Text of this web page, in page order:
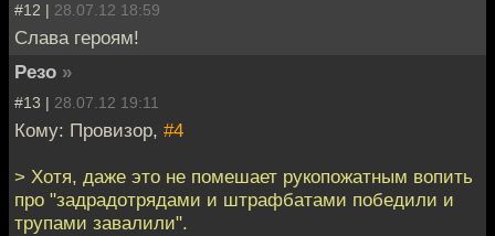
#12 | 28.07.12 18:59
Слава героям!
Резо »
#13 | 28.07.12 19:11
Кому: Провизор, #4
> Хотя, даже это не помешает рукопожатным вопить
про "задрадотрядами и штрафбатами победили и
трупами завалили".